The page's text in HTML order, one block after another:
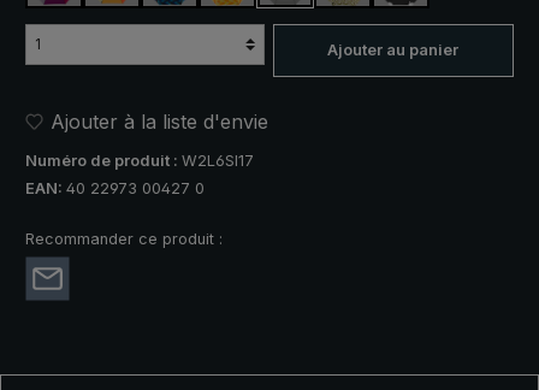
Ajouter au panier
Ajouter à la liste d'envie
Numéro de produit : W2L6SI17
EAN: 40 22973 00427 0
Recommander ce produit :